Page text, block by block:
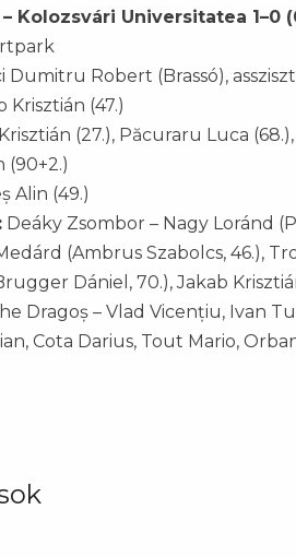
Kolozsvári Universitatea 1–0
Robert (Brassó),
Krisztián (47.)
(27.), Păcuraru Luca
(90+2.)
Alin (49.)
Deáky Zsombor – Nagy Loránd
(Ambrus Szabolcs, 46.),
Dániel, 70.), Jakab
Dragoș – Vlad Vicențiu, Ivan
Cota Darius, Tout Mario,